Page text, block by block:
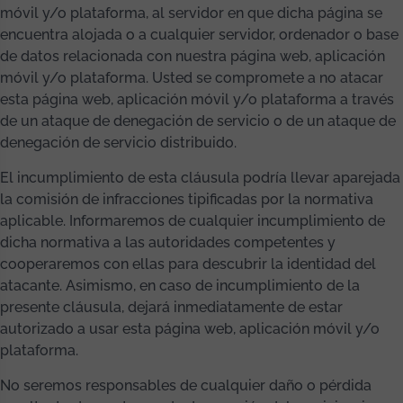
móvil y/o plataforma, al servidor en que dicha página se
encuentra alojada o a cualquier servidor, ordenador o base
de datos relacionada con nuestra página web, aplicación
móvil y/o plataforma. Usted se compromete a no atacar
esta página web, aplicación móvil y/o plataforma a través
de un ataque de denegación de servicio o de un ataque de
denegación de servicio distribuido.
El incumplimiento de esta cláusula podría llevar aparejada
la comisión de infracciones tipificadas por la normativa
aplicable. Informaremos de cualquier incumplimiento de
dicha normativa a las autoridades competentes y
cooperaremos con ellas para descubrir la identidad del
atacante. Asimismo, en caso de incumplimiento de la
presente cláusula, dejará inmediatamente de estar
autorizado a usar esta página web, aplicación móvil y/o
plataforma.
No seremos responsables de cualquier daño o pérdida